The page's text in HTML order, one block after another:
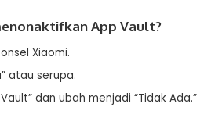
App Vault?
Xiaomi.
atau serupa.
dan ubah menjadi “Tidak Ada.”